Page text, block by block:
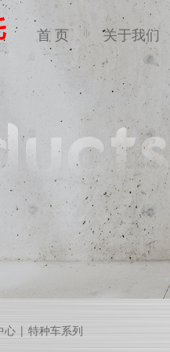
首 页 关于我们
心 | 特种车系列